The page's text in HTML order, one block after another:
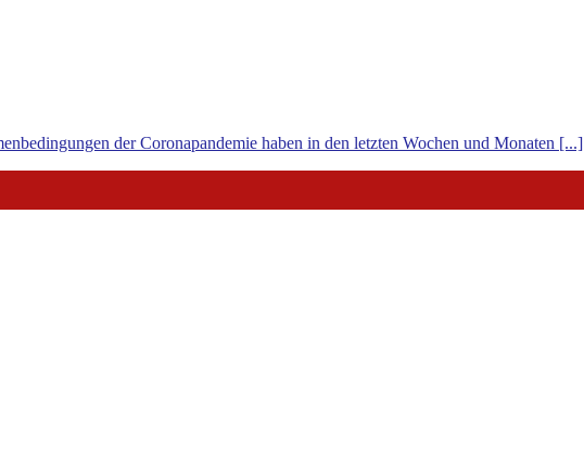
der Coronapandemie haben in den letzten Wochen und Monaten [...]